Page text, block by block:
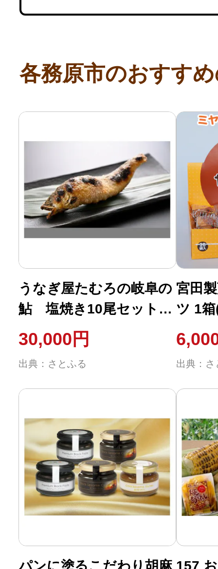
各務原市のおすす
うなぎ屋たむろの岐阜の
鮎 塩焼き10尾セット
(国産)【69】
30,000円
出典：さとふる
宮田
ツ 1
出典：さ
パンに塗るこだわり胡麻 157